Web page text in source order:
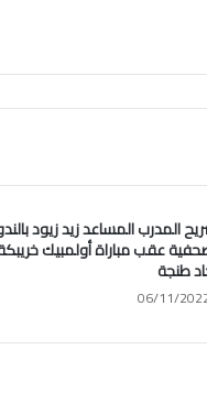
المدرب المساعد زيد زيود
عقب مباراة أولمبيك
طنجة
06/11/